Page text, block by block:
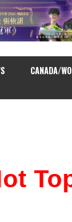
CANADA/